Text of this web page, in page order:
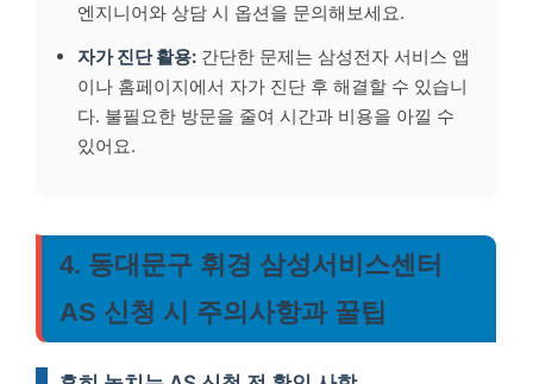
엔지니어와 상담 시 옵션을 문의해보세요.
자가 진단 활용: 간단한 문제는 삼성전자 서비스 앱
이나 홈페이지에서 자가 진단 후 해결할 수 있습니
다. 불필요한 방문을 줄여 시간과 비용을 아낄 수
있어요.
4. 동대문구 휘경 삼성서비스센터
AS 신청 시 주의사항과 꿀팁